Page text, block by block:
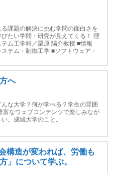
課題の解決に挑む学問の面白さを
たい学問・研究が見えてくる！ 理
ム工学科／栗原 陽介教授 ■情報
テム・制御工学 ■ソフトウェア・
へ
な大学？何が学べる？学生の雰囲
富なウェブコンテンツで楽しみなが
。成城大学のこと。
構造が変われば、労働も
」について学ぶ。